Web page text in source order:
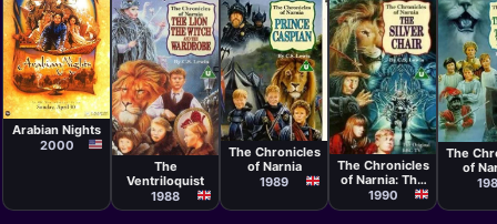
Serie
Arabian Nights
2000
Serie
Benjamin
Leavitt
The
Ventriloquist
1988
Serie
Alex Kirby,
Marilyn Fox
The Chronicles
of Narnia
1989
Serie
Alex Kirby
The Chronicles
of Narnia: The
Silver Chair
1990
Serie
Alex
The
of
Prince
of the